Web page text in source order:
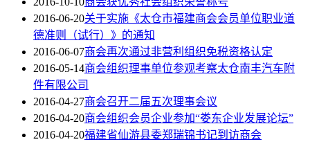
2016-06-20关于实施《太仓市福建商会会员单位职业道
德准则（试行）》的通知
2016-06-07商会再次通过非营利组织免税资格认定
2016-05-14商会组织理事单位参观考察太仓南丰汽车附
件有限公司
2016-04-27商会召开二届五次理事会议
2016-04-20商会组织会员企业参加“娄东企业发展论坛”
2016-04-20福建省仙游县委郑瑞锦书记到访商会